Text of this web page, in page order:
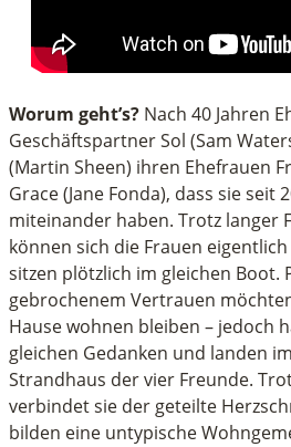
Worum geht’s? Nach 40 Jahren
Geschäftspartner Sol (Sam
(Martin Sheen) ihren Ehefrauen
Grace (Jane Fonda), dass sie seit
miteinander haben. Trotz langer
können sich die Frauen
sitzen plötzlich im gleichen Boot.
gebrochenem Vertrauen
Hause wohnen bleiben – jedoch
gleichen Gedanken und landen
Strandhaus der vier Freunde.
verbindet sie der geteilte
bilden eine untypische